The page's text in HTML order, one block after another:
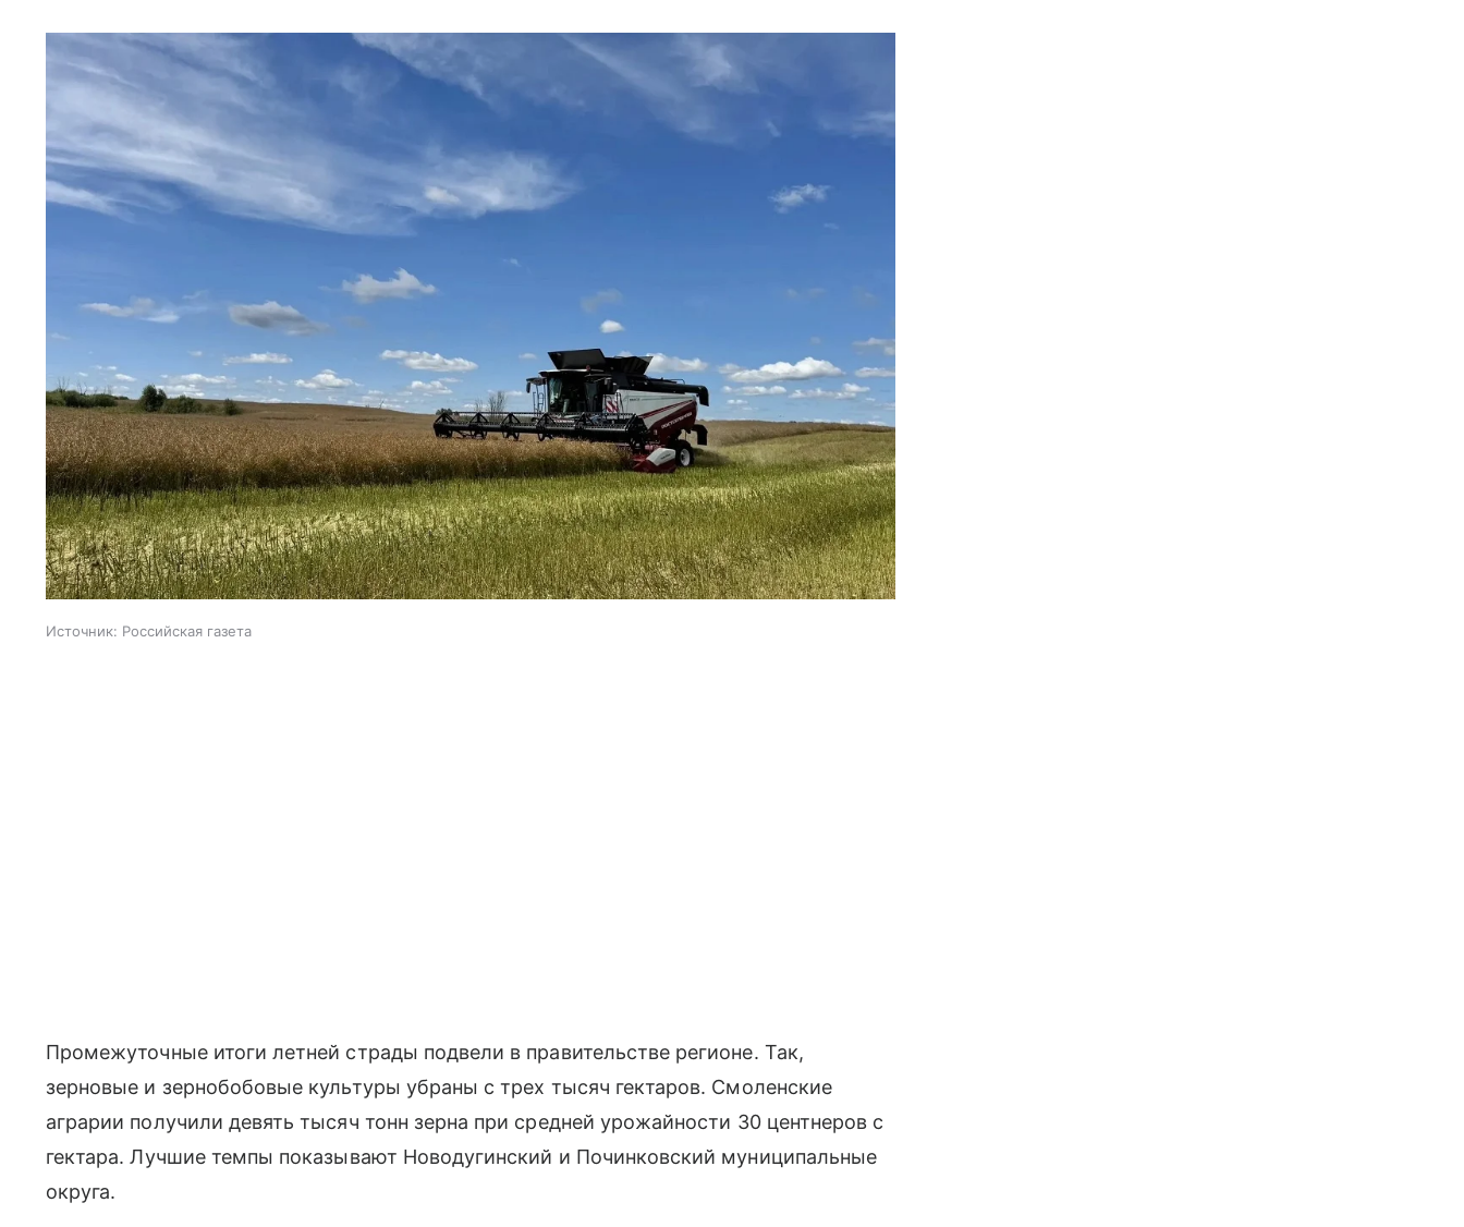
Источник: Российская газета
Промежуточные итоги летней страды подвели в правительстве регионе. Так,
зерновые и зернобобовые культуры убраны с трех тысяч гектаров. Смоленские
аграрии получили девять тысяч тонн зерна при средней урожайности 30 центнеров с
гектара. Лучшие темпы показывают Новодугинский и Починковский муниципальные
округа.